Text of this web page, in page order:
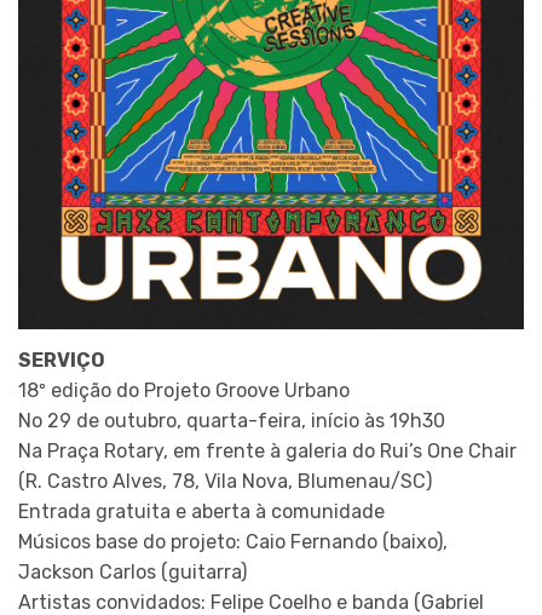
SERVIÇO
18º edição do Projeto Groove Urbano
No 29 de outubro, quarta-feira, início às 19h30
Na Praça Rotary, em frente à galeria do Rui’s One Chair
(R. Castro Alves, 78, Vila Nova, Blumenau/SC)
Entrada gratuita e aberta à comunidade
Músicos base do projeto: Caio Fernando (baixo),
Jackson Carlos (guitarra)
Artistas convidados: Felipe Coelho e banda (Gabriel